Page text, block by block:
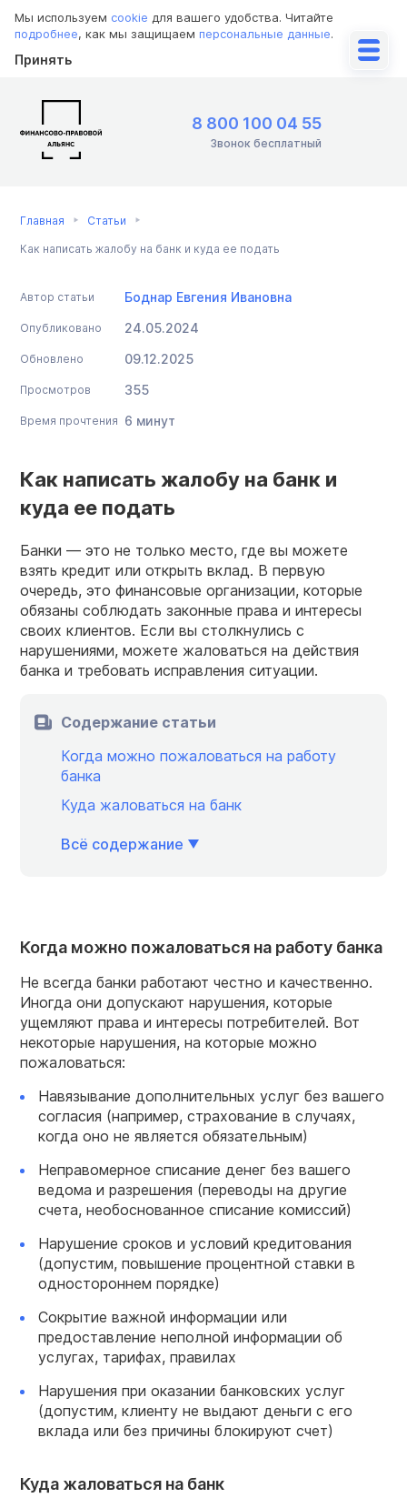
Мы используем cookie для вашего удобства. Читайте
подробнее, как мы защищаем персональные данные.
Принять
8 800 100 04 55
Звонок бесплатный
Главная Статьи
Как написать жалобу на банк и куда ее подать
Автор статьи Боднар Евгения Ивановна
Опубликовано 24.05.2024
Обновлено 09.12.2025
Просмотров 355
Время прочтения 6 минут
Как написать жалобу на банк и
куда ее подать
Банки — это не только место, где вы можете
взять кредит или открыть вклад. В первую
очередь, это финансовые организации, которые
обязаны соблюдать законные права и интересы
своих клиентов. Если вы столкнулись с
нарушениями, можете жаловаться на действия
банка и требовать исправления ситуации.
Содержание статьи
Когда можно пожаловаться на работу
банка
Куда жаловаться на банк
Всё содержание
Когда можно пожаловаться на работу банка
Не всегда банки работают честно и качественно.
Иногда они допускают нарушения, которые
ущемляют права и интересы потребителей. Вот
некоторые нарушения, на которые можно
пожаловаться:
Навязывание дополнительных услуг без вашего
согласия (например, страхование в случаях,
когда оно не является обязательным)
Неправомерное списание денег без вашего
ведома и разрешения (переводы на другие
счета, необоснованное списание комиссий)
Нарушение сроков и условий кредитования
(допустим, повышение процентной ставки в
одностороннем порядке)
Сокрытие важной информации или
предоставление неполной информации об
услугах, тарифах, правилах
Нарушения при оказании банковских услуг
(допустим, клиенту не выдают деньги с его
вклада или без причины блокируют счет)
Куда жаловаться на банк